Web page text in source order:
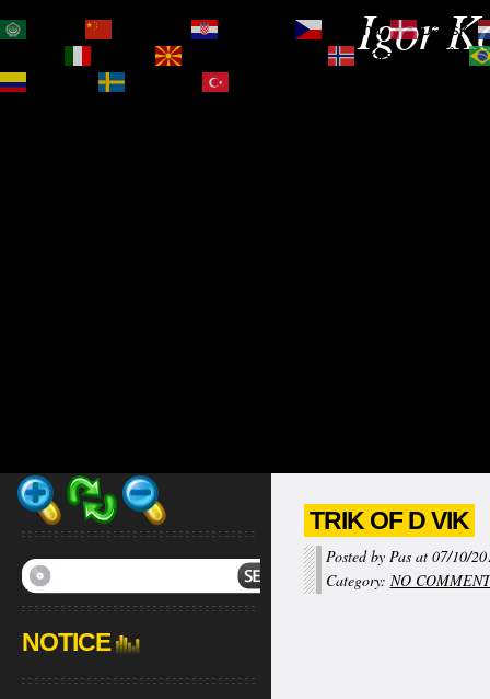
Igor
TRIK OF D VIK
Posted by Pas at 07/10/
Category: NO COMMENT
NOTICE
Čeština‎
Dansk
Norsk bokmål